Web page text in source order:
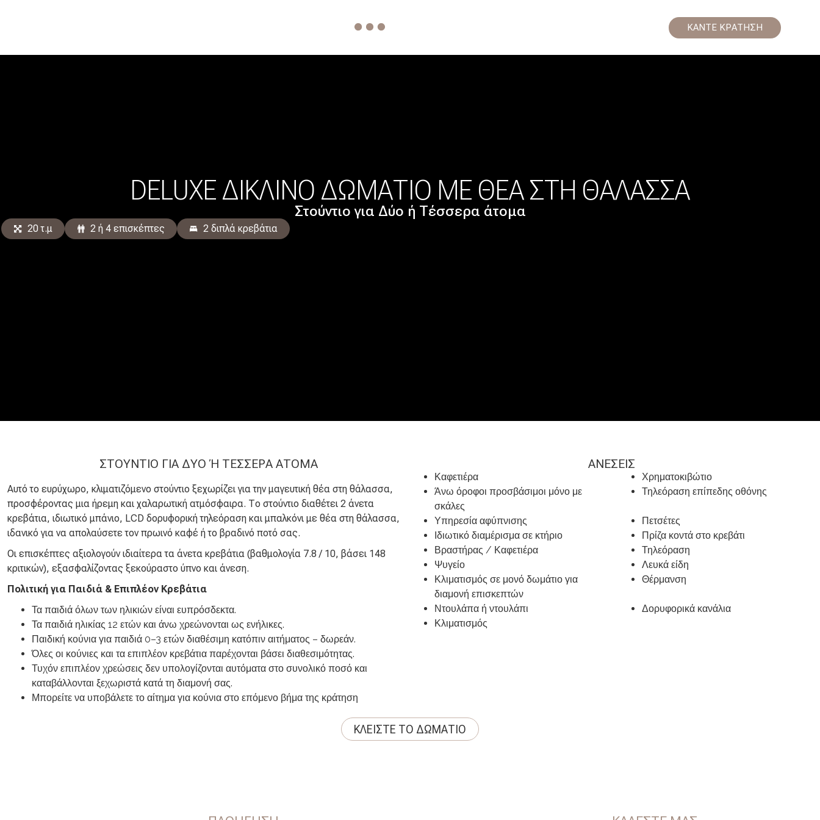
ΚΆΝΤΕ ΚΡΆΤΗΣΗ
DELUXE ΔΊΚΛΙΝΟ ΔΩΜΆΤΙΟ ΜΕ ΘΈΑ ΣΤΗ ΘΆΛΑΣΣΑ
Στούντιο για Δύο ή Τέσσερα άτομα
20 τ.μ 2 ή 4 επισκέπτες 2 διπλά κρεβάτια
ΣΤΟΎΝΤΙΟ ΓΙΑ ΔΎΟ Ή ΤΈΣΣΕΡΑ ΆΤΟΜΑ
Αυτό το ευρύχωρο, κλιματιζόμενο στούντιο ξεχωρίζει για την μαγευτική θέα στη θάλασσα,
προσφέροντας μια ήρεμη και χαλαρωτική ατμόσφαιρα. Το στούντιο διαθέτει 2 άνετα
κρεβάτια, ιδιωτικό μπάνιο, LCD δορυφορική τηλεόραση και μπαλκόνι με θέα στη θάλασσα,
ιδανικό για να απολαύσετε τον πρωινό καφέ ή το βραδινό ποτό σας.
Οι επισκέπτες αξιολογούν ιδιαίτερα τα άνετα κρεβάτια (βαθμολογία 7.8 / 10, βάσει 148
κριτικών), εξασφαλίζοντας ξεκούραστο ύπνο και άνεση.
Πολιτική για Παιδιά & Επιπλέον Κρεβάτια
Τα παιδιά όλων των ηλικιών είναι ευπρόσδεκτα.
Τα παιδιά ηλικίας 12 ετών και άνω χρεώνονται ως ενήλικες.
Παιδική κούνια για παιδιά 0–3 ετών διαθέσιμη κατόπιν αιτήματος – δωρεάν.
Όλες οι κούνιες και τα επιπλέον κρεβάτια παρέχονται βάσει διαθεσιμότητας.
Τυχόν επιπλέον χρεώσεις δεν υπολογίζονται αυτόματα στο συνολικό ποσό και
καταβάλλονται ξεχωριστά κατά τη διαμονή σας.
Μπορείτε να υποβάλετε το αίτημα για κούνια στο επόμενο βήμα της κράτηση
ΑΝΈΣΕΙΣ
Καφετιέρα
Χρηματοκιβώτιο
Άνω όροφοι προσβάσιμοι μόνο με
σκάλες
Τηλεόραση επίπεδης οθόνης
Υπηρεσία αφύπνισης
Πετσέτες
Ιδιωτικό διαμέρισμα σε κτήριο
Πρίζα κοντά στο κρεβάτι
Βραστήρας / Καφετιέρα
Τηλεόραση
Ψυγείο
Λευκά είδη
Κλιματισμός σε μονό δωμάτιο για
διαμονή επισκεπτών
Θέρμανση
Ντουλάπα ή ντουλάπι
Δορυφορικά κανάλια
Κλιματισμός
ΚΛΕΊΣΤΕ ΤΟ ΔΩMΆΤΙΟ